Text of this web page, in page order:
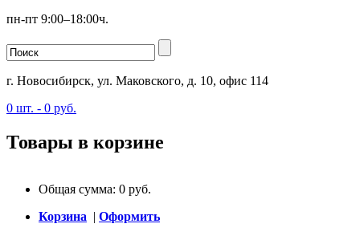
пн-пт 9:00–18:00ч.
г. Новосибирск, ул. Маковского, д. 10, офис 114
0 шт. - 0 руб.
Товары в корзине
Общая сумма: 0 руб.
Корзина | Оформить